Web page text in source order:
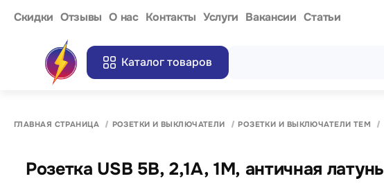
Cкидки Отзывы О нас Контакты Услуги Вакансии Статьи
Каталог товаров
ГЛАВНАЯ СТРАНИЦА РОЗЕТКИ И ВЫКЛЮЧАТЕЛИ РОЗЕТКИ И ВЫКЛЮЧАТЕЛИ ТЕМ
Розетка USB 5В, 2,1A, 1M, античная латунь